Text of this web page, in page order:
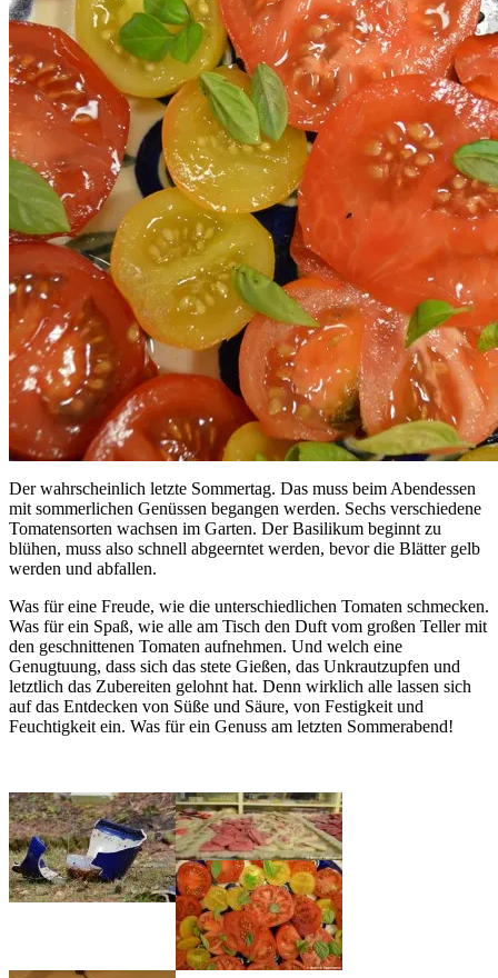
Der wahrscheinlich letzte Sommertag. Das muss beim Abendessen
mit sommerlichen Genüssen begangen werden. Sechs verschiedene
Tomatensorten wachsen im Garten. Der Basilikum beginnt zu
blühen, muss also schnell abgeerntet werden, bevor die Blätter gelb
werden und abfallen.
Was für eine Freude, wie die unterschiedlichen Tomaten schmecken.
Was für ein Spaß, wie alle am Tisch den Duft vom großen Teller mit
den geschnittenen Tomaten aufnehmen. Und welch eine
Genugtuung, dass sich das stete Gießen, das Unkrautzupfen und
letztlich das Zubereiten gelohnt hat. Denn wirklich alle lassen sich
auf das Entdecken von Süße und Säure, von Festigkeit und
Feuchtigkeit ein. Was für ein Genuss am letzten Sommerabend!